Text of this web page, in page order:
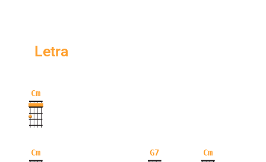
Letra
Cm
Cm G7 Cm